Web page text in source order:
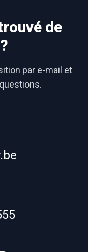
de
par e-mail et